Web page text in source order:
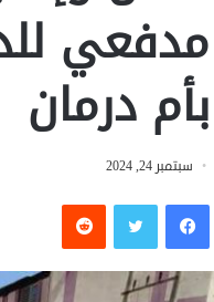
مدفعي
بأم درمان
سبتمبر 24, 2024
فيسبوكتويتر